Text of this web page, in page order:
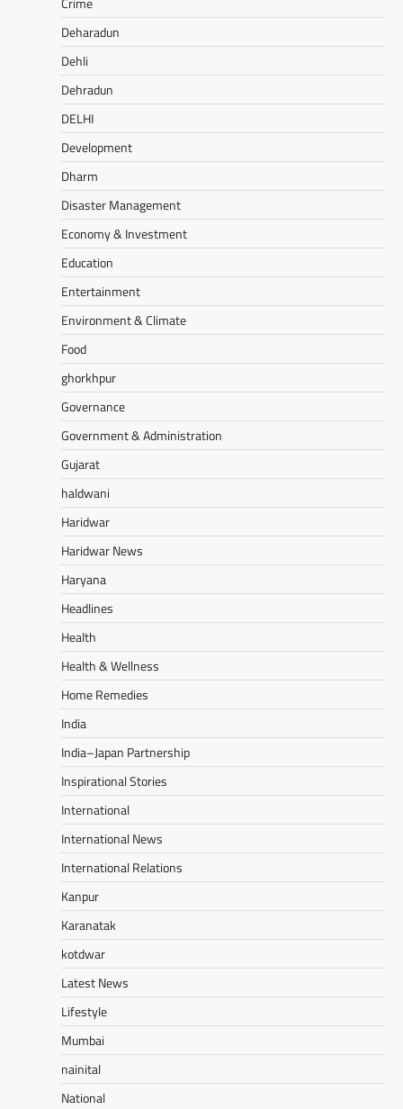
Deharadun
Dehli
Dehradun
DELHI
Development
Dharm
Disaster Management
Economy & Investment
Education
Entertainment
Environment & Climate
Food
ghorkhpur
Governance
Government & Administration
Gujarat
haldwani
Haridwar
Haridwar News
Haryana
Headlines
Health
Health & Wellness
Home Remedies
India
India–Japan Partnership
Inspirational Stories
International
International News
International Relations
Kanpur
Karanatak
kotdwar
Latest News
Lifestyle
Mumbai
nainital
National